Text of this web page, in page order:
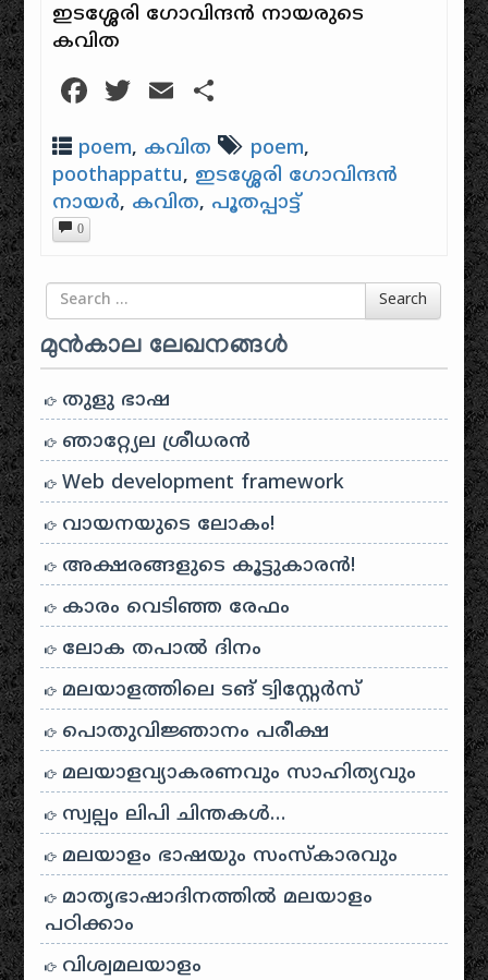
ഇടശ്ശേരി ഗോവിന്ദന്‍ നായരുടെ
കവിത
Facebook
Twitter
Email
poem, കവിത poem,
poothappattu, ഇടശ്ശേരി ഗോവിന്ദൻ
നായർ, കവിത, പൂതപ്പാട്ട്
0
Search for Search
മുൻകാല ലേഖനങ്ങൾ
തുളു ഭാഷ
ഞാറ്റ്യേല ശ്രീധരൻ
Web development framework
വായനയുടെ ലോകം!
അക്ഷരങ്ങളുടെ കൂട്ടുകാരൻ!
കാരം വെടിഞ്ഞ രേഫം
ലോക തപാൽ ദിനം
മലയാളത്തിലെ ടങ് ട്വിസ്റ്റേർസ്
പൊതുവിജ്ഞാനം പരീക്ഷ
മലയാളവ്യാകരണവും സാഹിത്യവും
സ്വല്പം ലിപി ചിന്തകൾ…
മലയാളം ഭാഷയും സംസ്കാരവും
മാതൃഭാഷാദിനത്തിൽ മലയാളം
പഠിക്കാം
വിശ്വമലയാളം